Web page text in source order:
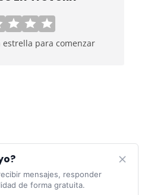
estrella para comenzar
mensajes, responder
de forma gratuita.